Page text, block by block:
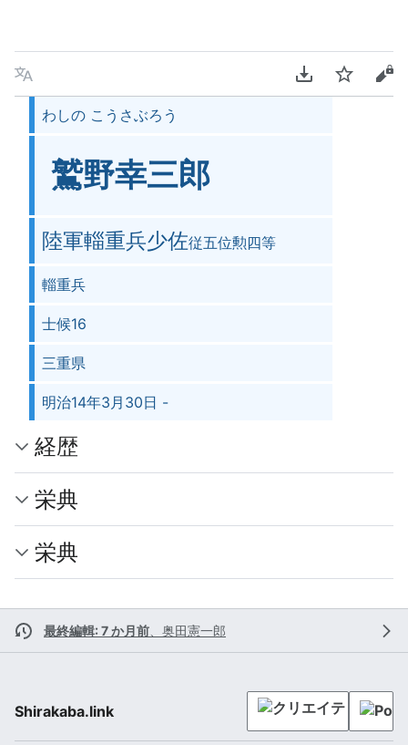
言語 PDFをダウンロ
ウォッチソ
わしの こうさぶろう
鷲野幸三郎
陸軍輜重兵少佐従五位勲四等
輜重兵
士候16
三重県
明治14年3月30日 -
経歴
栄典
栄典
最終編輯: 7 か月前 奥田憲一郎
Shirakaba.link